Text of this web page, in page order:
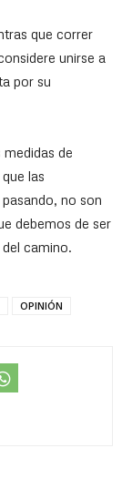
que correr
unirse a
por su
de
las
no son
debemos de ser
camino.
OPINIÓN